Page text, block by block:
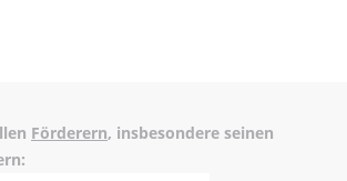
Förderern, insbesondere seinen